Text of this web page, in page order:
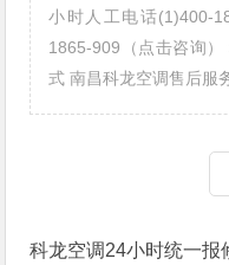
小时人工电话(1)400-
1865-909（点击咨询
式 南昌科龙空调售后服
科龙空调24小时统一报